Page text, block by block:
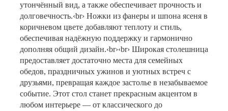
утончённый вид, а также обеспечивает прочность и
долговечность.‹br› Ножки из фанеры и шпона ясеня в
коричневом цвете добавляют теплоту и стиль,
обеспечивая надёжную поддержку и гармонично
дополняя общий дизайн.‹br›‹br› Широкая столешница
предоставляет достаточно места для семейных
обедов, праздничных ужинов и уютных встреч с
друзьями, превращая каждое застолье в незабываемое
событие. Этот стол станет прекрасным акцентом в
любом интерьере — от классического до